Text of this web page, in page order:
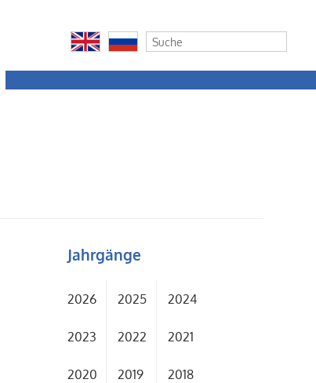
Jahrgänge
2026 2025 2024
2023 2022 2021
2020 2019 2018